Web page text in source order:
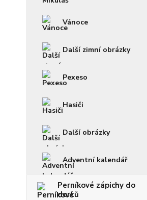
Vánoce
Další zimní obrázky
Pexeso
Hasiči
Další obrázky
Adventní kalendář
Perníkové zápichy do
dortů